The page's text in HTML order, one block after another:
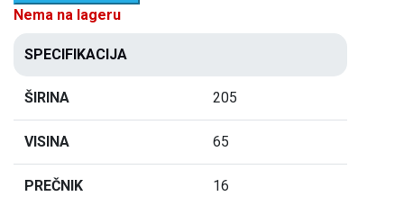
Nema na lageru
SPECIFIKACIJA
ŠIRINA 205
VISINA 65
PREČNIK 16